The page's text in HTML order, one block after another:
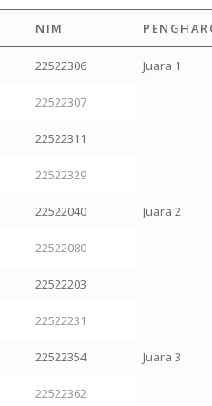
NIM
22522306 Juara 1
22522307
22522311
22522329
22522040 Juara 2
22522080
22522203
22522231
22522354 Juara 3
22522362